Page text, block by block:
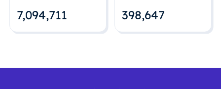
7,094,712 398,648